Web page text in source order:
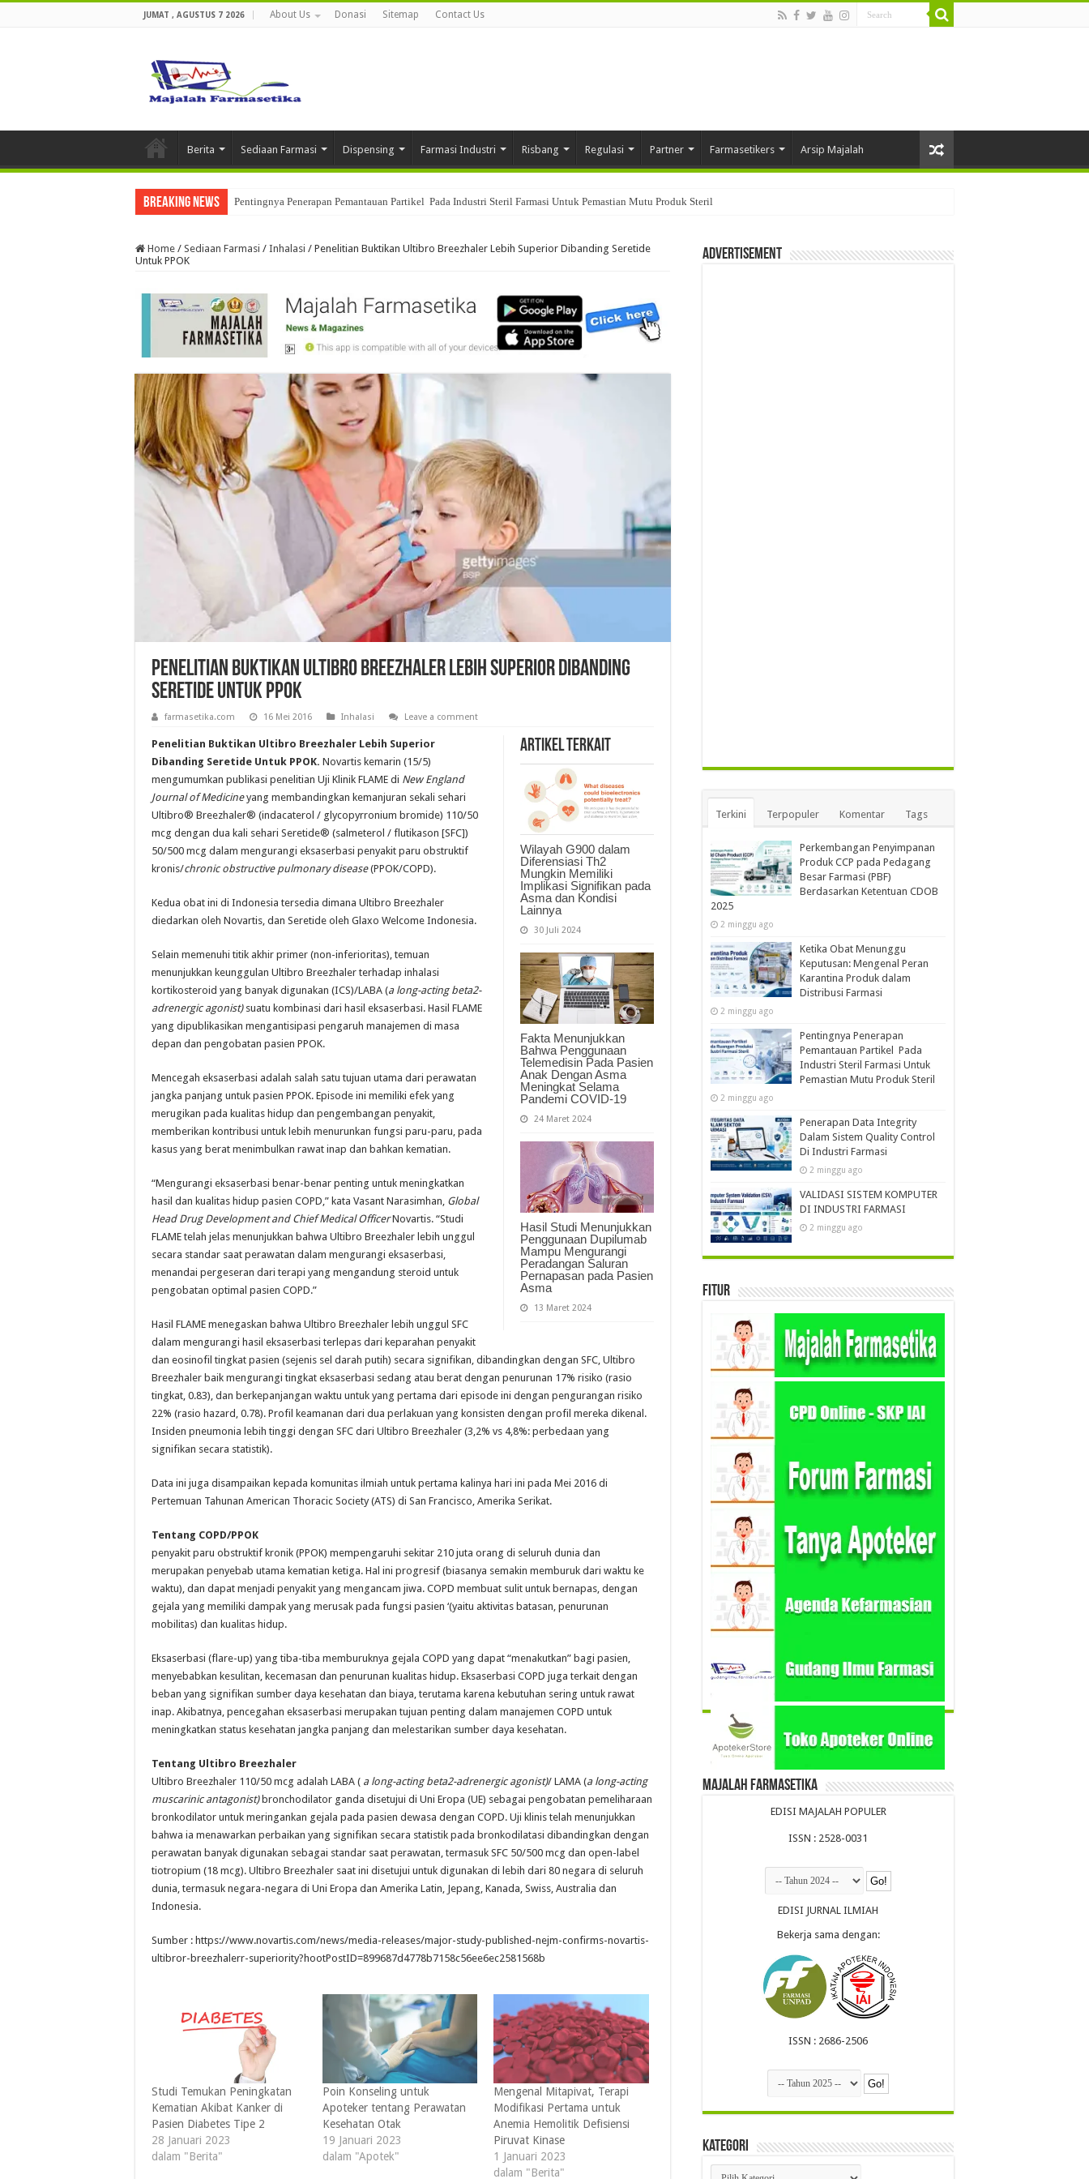
JUMAT , AGUSTUS 7 2026 About Us Donasi Sitemap Contact Us
Berita Sediaan Farmasi Dispensing Farmasi Industri Risbang Regulasi Partner Farmasetikers Arsip Majalah
Breaking News Pentingnya Penerapan Pemantauan Partikel Pada Industri Steril Farmasi Untuk Pemastian Mutu Produk Steril
Penerapan Data Integrity Dalam Sistem Quality Control Di Industri Farmasi
Home / Sediaan Farmasi / Inhalasi / Penelitian Buktikan Ultibro Breezhaler Lebih Superior Dibanding Seretide
Untuk PPOK
Penelitian Buktikan Ultibro Breezhaler Lebih Superior Dibanding
Seretide Untuk PPOK
farmasetika.com 16 Mei 2016 Inhalasi Leave a comment
Artikel Terkait
Wilayah G900 dalam
Diferensiasi Th2
Mungkin Memiliki
Implikasi Signifikan pada
Asma dan Kondisi
Lainnya
30 Juli 2024
Fakta Menunjukkan
Bahwa Penggunaan
Telemedisin Pada Pasien
Anak Dengan Asma
Meningkat Selama
Pandemi COVID-19
24 Maret 2024
Hasil Studi Menunjukkan
Penggunaan Dupilumab
Mampu Mengurangi
Peradangan Saluran
Pernapasan pada Pasien
Asma
13 Maret 2024
Penelitian Buktikan Ultibro Breezhaler Lebih Superior
Dibanding Seretide Untuk PPOK. Novartis kemarin (15/5)
mengumumkan publikasi penelitian Uji Klinik FLAME di New England
Journal of Medicineyang membandingkan kemanjuran sekali sehari
Ultibro® Breezhaler® (indacaterol / glycopyrronium bromide) 110/50
mcg dengan dua kali sehari Seretide® (salmeterol / flutikason [SFC])
50/500 mcg dalam mengurangi eksaserbasi penyakit paru obstruktif
kronis/chronic obstructive pulmonary disease(PPOK/COPD).
Kedua obat ini di Indonesia tersedia dimana Ultibro Breezhaler
diedarkan oleh Novartis, dan Seretide oleh Glaxo Welcome Indonesia.
Selain memenuhi titik akhir primer (non-inferioritas), temuan
menunjukkan keunggulan Ultibro Breezhaler terhadap inhalasi
kortikosteroid yang banyak digunakan (ICS)/LABA (a long-acting beta2-
adrenergic agonist) suatu kombinasi dari hasil eksaserbasi. Hasil FLAME
yang dipublikasikan mengantisipasi pengaruh manajemen di masa
depan dan pengobatan pasien PPOK.
Mencegah eksaserbasi adalah salah satu tujuan utama dari perawatan
jangka panjang untuk pasien PPOK. Episode ini memiliki efek yang
merugikan pada kualitas hidup dan pengembangan penyakit,
memberikan kontribusi untuk lebih menurunkan fungsi paru-paru, pada
kasus yang berat menimbulkan rawat inap dan bahkan kematian.
“Mengurangi eksaserbasi benar-benar penting untuk meningkatkan
hasil dan kualitas hidup pasien COPD,” kata Vasant Narasimhan, Global
Head Drug Development and Chief Medical OfficerNovartis. “Studi
FLAME telah jelas menunjukkan bahwa Ultibro Breezhaler lebih unggul
secara standar saat perawatan dalam mengurangi eksaserbasi,
menandai pergeseran dari terapi yang mengandung steroid untuk
pengobatan optimal pasien COPD.”
Hasil FLAME menegaskan bahwa Ultibro Breezhaler lebih unggul SFC
dalam mengurangi hasil eksaserbasi terlepas dari keparahan penyakit
dan eosinofil tingkat pasien (sejenis sel darah putih) secara signifikan, dibandingkan dengan SFC, Ultibro
Breezhaler baik mengurangi tingkat eksaserbasi sedang atau berat dengan penurunan 17% risiko (rasio
tingkat, 0.83), dan berkepanjangan waktu untuk yang pertama dari episode ini dengan pengurangan risiko
22% (rasio hazard, 0.78). Profil keamanan dari dua perlakuan yang konsisten dengan profil mereka dikenal.
Insiden pneumonia lebih tinggi dengan SFC dari Ultibro Breezhaler (3,2% vs 4,8%: perbedaan yang
signifikan secara statistik).
Data ini juga disampaikan kepada komunitas ilmiah untuk pertama kalinya hari ini pada Mei 2016 di
Pertemuan Tahunan American Thoracic Society (ATS) di San Francisco, Amerika Serikat.
Tentang COPD/PPOK
penyakit paru obstruktif kronik (PPOK) mempengaruhi sekitar 210 juta orang di seluruh dunia dan
merupakan penyebab utama kematian ketiga. Hal ini progresif (biasanya semakin memburuk dari waktu ke
waktu), dan dapat menjadi penyakit yang mengancam jiwa. COPD membuat sulit untuk bernapas, dengan
gejala yang memiliki dampak yang merusak pada fungsi pasien ‘(yaitu aktivitas batasan, penurunan
mobilitas) dan kualitas hidup.
Eksaserbasi (flare-up) yang tiba-tiba memburuknya gejala COPD yang dapat “menakutkan” bagi pasien,
menyebabkan kesulitan, kecemasan dan penurunan kualitas hidup. Eksaserbasi COPD juga terkait dengan
beban yang signifikan sumber daya kesehatan dan biaya, terutama karena kebutuhan sering untuk rawat
inap. Akibatnya, pencegahan eksaserbasi merupakan tujuan penting dalam manajemen COPD untuk
meningkatkan status kesehatan jangka panjang dan melestarikan sumber daya kesehatan.
Tentang Ultibro Breezhaler
Ultibro Breezhaler 110/50 mcg adalah LABA ( a long-acting beta2-adrenergic agonist)/ LAMA (a long-acting
muscarinic antagonist)bronchodilator ganda disetujui di Uni Eropa (UE) sebagai pengobatan pemeliharaan
bronkodilator untuk meringankan gejala pada pasien dewasa dengan COPD. Uji klinis telah menunjukkan
bahwa ia menawarkan perbaikan yang signifikan secara statistik pada bronkodilatasi dibandingkan dengan
perawatan banyak digunakan sebagai standar saat perawatan, termasuk SFC 50/500 mcg dan open-label
tiotropium (18 mcg). Ultibro Breezhaler saat ini disetujui untuk digunakan di lebih dari 80 negara di seluruh
dunia, termasuk negara-negara di Uni Eropa dan Amerika Latin, Jepang, Kanada, Swiss, Australia dan
Indonesia.
Sumber : https://www.novartis.com/news/media-releases/major-study-published-nejm-confirms-novartis-
ultibror-breezhalerr-superiority?hootPostID=899687d4778b7158c56ee6ec2581568b
Studi Temukan Peningkatan
Kematian Akibat Kanker di
Pasien Diabetes Tipe 2
28 Januari 2023
dalam "Berita"
Poin Konseling untuk
Apoteker tentang Perawatan
Kesehatan Otak
19 Januari 2023
dalam "Apotek"
Mengenal Mitapivat, Terapi
Modifikasi Pertama untuk
Anemia Hemolitik Defisiensi
Piruvat Kinase
1 Januari 2023
dalam "Berita"
Advertisement
Terkini Terpopuler Komentar Tags
Perkembangan Penyimpanan
Produk CCP pada Pedagang
Besar Farmasi (PBF)
Berdasarkan Ketentuan CDOB
2025
2 minggu ago
Ketika Obat Menunggu
Keputusan: Mengenal Peran
Karantina Produk dalam
Distribusi Farmasi
2 minggu ago
Pentingnya Penerapan
Pemantauan Partikel Pada
Industri Steril Farmasi Untuk
Pemastian Mutu Produk Steril
2 minggu ago
Penerapan Data Integrity
Dalam Sistem Quality Control
Di Industri Farmasi
2 minggu ago
VALIDASI SISTEM KOMPUTER
DI INDUSTRI FARMASI
2 minggu ago
Fitur
Majalah Farmasetika
EDISI MAJALAH POPULER
ISSN : 2528-0031
EDISI JURNAL ILMIAH
Bekerja sama dengan:
ISSN : 2686-2506
Kategori
Kategori